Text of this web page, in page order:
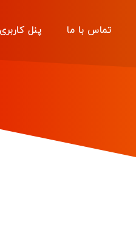
تماس با ما پنل کاربری